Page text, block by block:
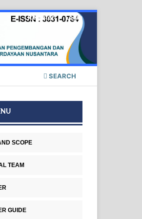
SEARCH
Register Login
SCOPE
TEAM
GUIDE